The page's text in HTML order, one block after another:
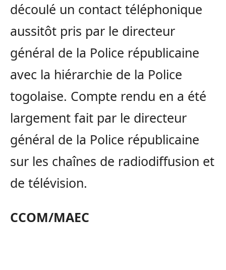
découlé un contact téléphonique
aussitôt pris par le directeur
général de la Police républicaine
avec la hiérarchie de la Police
togolaise. Compte rendu en a été
largement fait par le directeur
général de la Police républicaine
sur les chaînes de radiodiffusion et
de télévision.
CCOM/MAEC